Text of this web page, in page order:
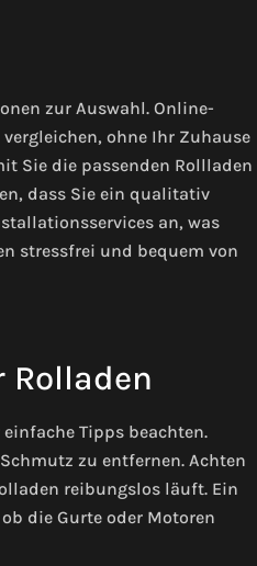
zur Auswahl. Online-
ohne Ihr Zuhause
Sie die passenden Rollladen
dass Sie ein qualitativ
an, was
stressfrei und bequem von
Rolladen
Tipps beachten.
zu entfernen. Achten
reibungslos läuft. Ein
die Gurte oder Motoren